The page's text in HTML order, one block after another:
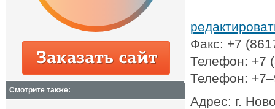
Факс: +7
Телефон: +7
Телефон:
Адрес: г.
Смотрите также: